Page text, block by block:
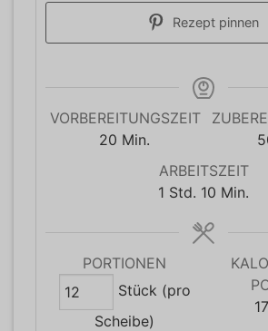
Rezept pinnen
VORBEREITUNGSZEIT
20 Minuten
Min.
ARBEITSZEIT
1 Stunde
Std. 10 Minuten
Min.
PORTIONEN
Stück (pro
Scheibe)